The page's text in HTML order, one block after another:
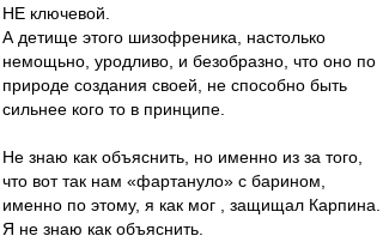
НЕ ключевой.
А детище этого шизофреника, настолько
немощьно, уродливо, и безобразно, что оно по
природе создания своей, не способно быть
сильнее кого то в принципе.
Не знаю как объяснить, но именно из за того,
что вот так нам «фартануло» с барином,
именно по этому, я как мог , защищал Карпина.
Я не знаю как объяснить.